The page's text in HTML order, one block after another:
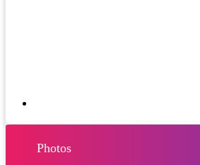
Photos